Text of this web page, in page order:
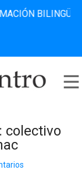
BILINGÜE
colectivo